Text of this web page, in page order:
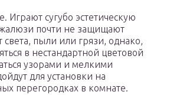
Играют сугубо эстетическую
почти не защищают
пыли или грязи, однако,
в нестандартной цветовой
узорами и мелкими
для установки на
перегородках в комнате.